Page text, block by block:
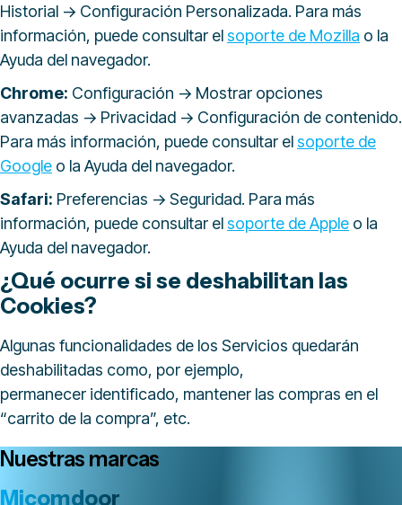
Historial -> Configuración Personalizada. Para más
información, puede consultar elsoporte de Mozilla o la
Ayuda del navegador.
Chrome: Configuración -> Mostrar opciones
avanzadas -> Privacidad -> Configuración de contenido.
Para más información, puede consultar elsoporte de
Google o la Ayuda del navegador.
Safari: Preferencias -> Seguridad. Para más
información, puede consultar elsoporte de Apple o la
Ayuda del navegador.
¿Qué ocurre si se deshabilitan las
Cookies?
Algunas funcionalidades de los Servicios quedarán
deshabilitadas como, por ejemplo,
permanecer identificado, mantener las compras en el
“carrito de la compra”, etc.
Nuestras marcas
Micomdoor